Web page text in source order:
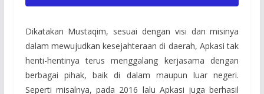
Dikatakan Mustaqim, sesuai dengan visi dan misinya
dalam mewujudkan kesejahteraan di daerah, Apkasi tak
henti-hentinya terus menggalang kerjasama dengan
berbagai pihak, baik di dalam maupun luar negeri.
Seperti misalnya, pada 2016 lalu Apkasi juga berhasil